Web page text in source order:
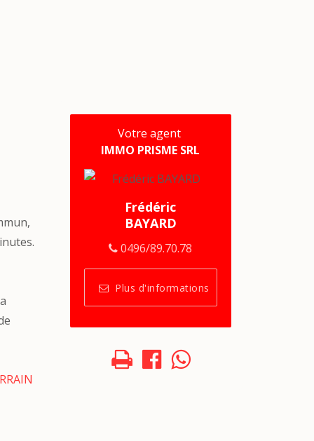
Votre agent
IMMO PRISME SRL
Frédéric
BAYARD
0496/89.70.78
Plus d'informations